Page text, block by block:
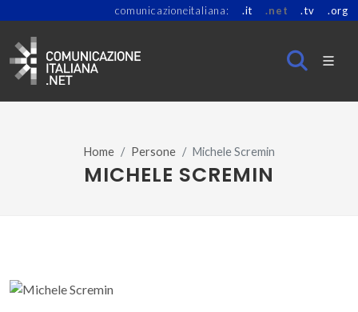
comunicazioneitaliana: .it .net .tv .org
Home Persone Michele Scremin
MICHELE SCREMIN